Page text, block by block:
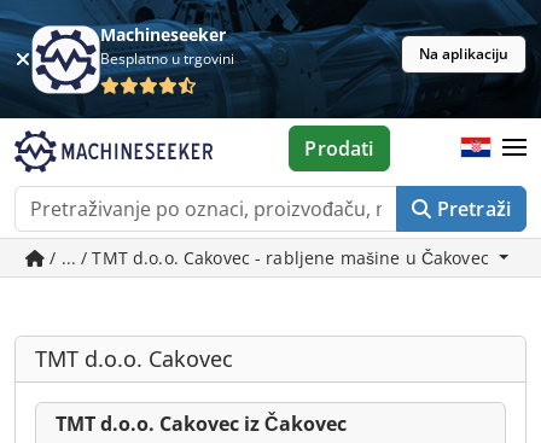
Machineseeker
Besplatno u trgovini Na aplikaciju
Pretraži
Prodati
/ ... / TMT d.o.o. Cakovec - rabljene mašine u Čakovec
TMT d.o.o. Cakovec
TMT d.o.o. Cakovec iz Čakovec